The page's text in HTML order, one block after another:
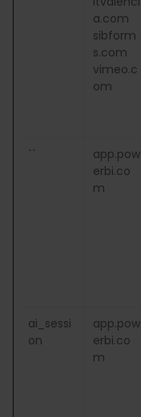
a.com
sibform
s.com
vimeo.c
om
``
app.pow
erbi.co
m
ai_sessi
on
app.pow
erbi.co
m